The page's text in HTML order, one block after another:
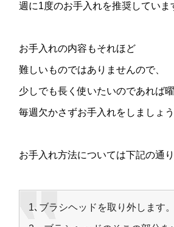
週に1度のお手入れを推奨していま
お手入れの内容もそれほど
難しいものではありませんので、
少しでも長く使いたいのであれば曜
毎週欠かさずお手入れをしましょう
お手入れ方法については下記の通り
1､ブラシヘッドを取り外します。